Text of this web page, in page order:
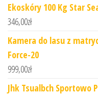
Ekoskóry 100 Kg Star
346,00zł
Kamera do lasu z
Force-20
999,00zł
Jhk Tsualbch Sportowo